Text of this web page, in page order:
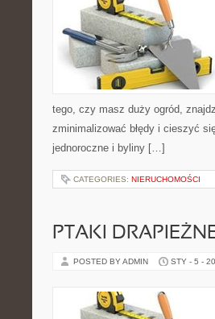
tego, czy masz duży ogród,
zminimalizować błędy i cieszyć
jednoroczne i byliny […]
CATEGORIES: NIERUCHOMOŚCI
PTAKI
POSTED BY ADMIN STY - 5 -